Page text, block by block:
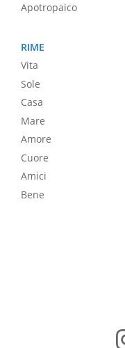
Apotropaico
RIME
Vita
Sole
Casa
Mare
Amore
Cuore
Amici
Bene